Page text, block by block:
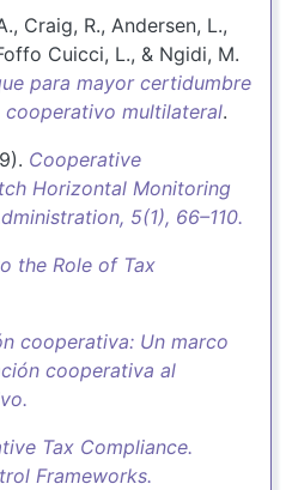
Craig, R., Andersen, L.,
Cuicci, L., & Ngidi, M.
para mayor certidumbre
multilateral.
Cooperative
Horizontal Monitoring
5(1), 66–110.
the Role of Tax
cooperativa: Un marco
cooperativa al
Tax Compliance.
Frameworks.